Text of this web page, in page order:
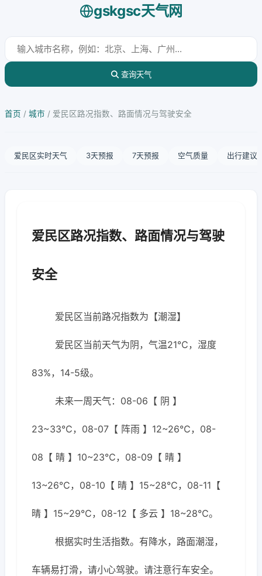
gskgsc天气网
查询天气
首页 / 城市 / 爱民区路况指数、路面情况与驾驶安全
爱民区实时天气 3天预报 7天预报 空气质量 出行建议
爱民区路况指数、路面情况与驾驶
安全
爱民区当前路况指数为【潮湿】
爱民区当前天气为阴，气温21℃，湿度
83%，14-5级。
未来一周天气：08-06【 阴 】
23~33℃，08-07【 阵雨 】12~26℃，08-
08【 晴 】10~23℃，08-09【 晴 】
13~26℃，08-10【 晴 】15~28℃，08-11【
晴 】15~29℃，08-12【 多云 】18~28℃。
根据实时生活指数。有降水，路面潮湿，
车辆易打滑，请小心驾驶。请注意行车安全。